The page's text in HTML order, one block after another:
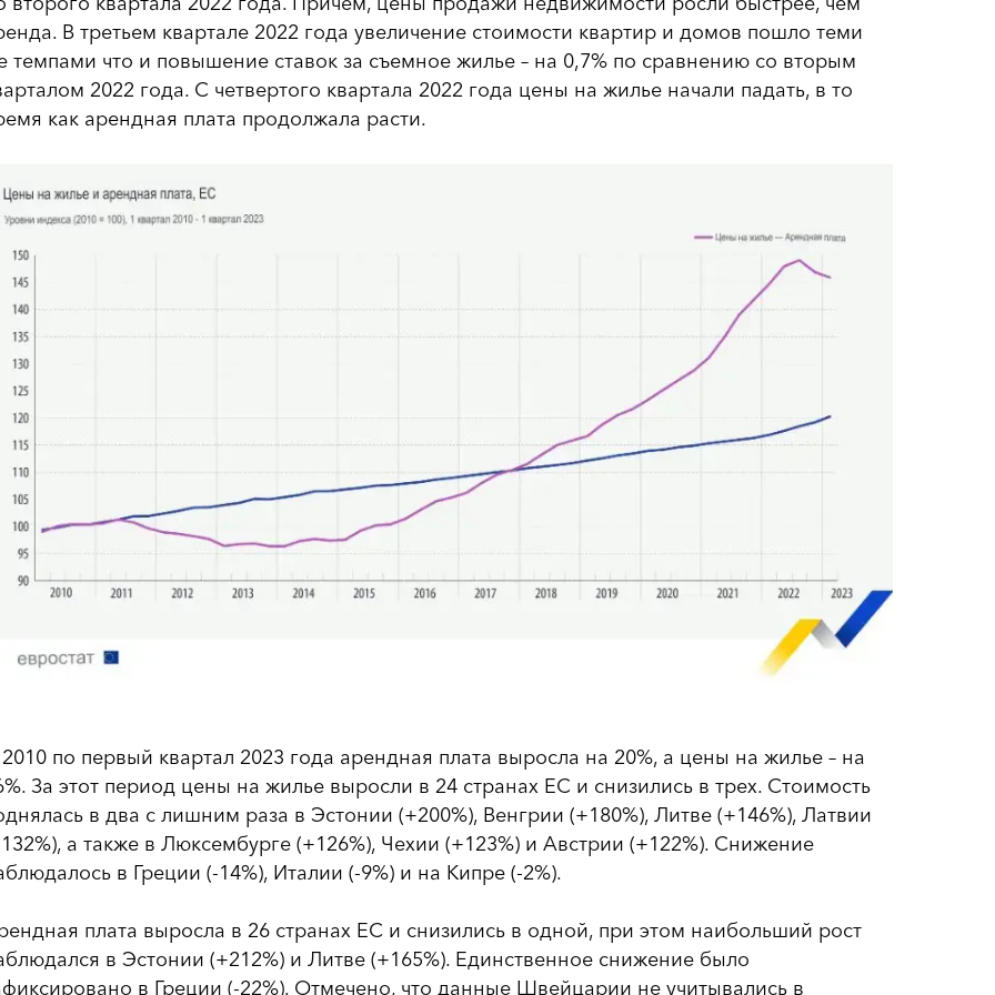
В третьем квартале 2022 года увеличение стоимости квартир и домов пошло теми
темпами что и повышение ставок за съемное жилье – на 0,7% по сравнению со вторым
2022 года. С четвертого квартала 2022 года цены на жилье начали падать, в то
как арендная плата продолжала расти.
по первый квартал 2023 года арендная плата выросла на 20%, а цены на жилье – на
За этот период цены на жилье выросли в 24 странах ЕС и снизились в трех. Стоимость
в два с лишним раза в Эстонии (+200%), Венгрии (+180%), Литве (+146%), Латвии
а также в Люксембурге (+126%), Чехии (+123%) и Австрии (+122%). Снижение
в Греции (-14%), Италии (-9%) и на Кипре (-2%).
плата выросла в 26 странах ЕС и снизились в одной, при этом наибольший рост
в Эстонии (+212%) и Литве (+165%). Единственное снижение было
в Греции (-22%). Отмечено, что данные Швейцарии не учитывались в